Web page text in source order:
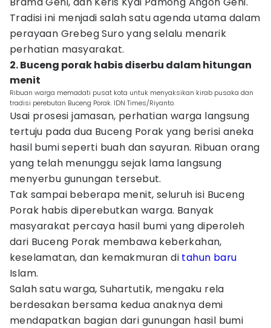
Tradisi ini menjadi salah satu agenda utama dalam
perayaan Grebeg Suro yang selalu menarik
perhatian masyarakat.
2. Buceng porak habis diserbu dalam hitungan
menit
Ribuan warga memadati pusat kota untuk menyaksikan kirab pusaka dan
tradisi perebutan Buceng Porak. IDN Times/Riyanto.
Usai prosesi jamasan, perhatian warga langsung
tertuju pada dua Buceng Porak yang berisi aneka
hasil bumi seperti buah dan sayuran. Ribuan orang
yang telah menunggu sejak lama langsung
menyerbu gunungan tersebut.
Tak sampai beberapa menit, seluruh isi Buceng
Porak habis diperebutkan warga. Banyak
masyarakat percaya hasil bumi yang diperoleh
dari Buceng Porak membawa keberkahan,
keselamatan, dan kemakmuran di tahun baru
Islam.
Salah satu warga, Suhartutik, mengaku rela
berdesakan bersama kedua anaknya demi
mendapatkan bagian dari gunungan hasil bumi